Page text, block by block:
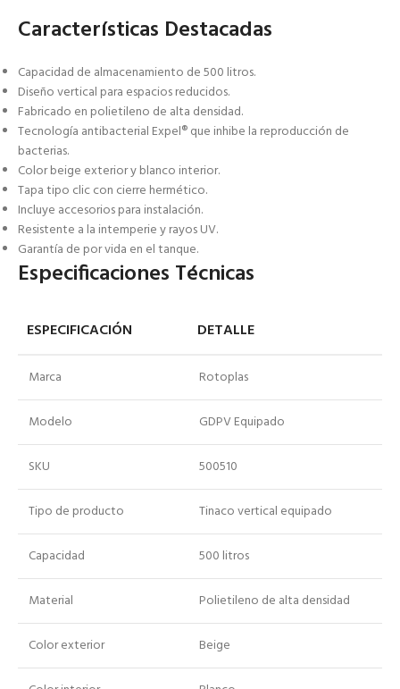
Características Destacadas
Capacidad de almacenamiento de 500 litros.
Diseño vertical para espacios reducidos.
Fabricado en polietileno de alta densidad.
Tecnología antibacterial Expel® que inhibe la reproducción de
bacterias.
Color beige exterior y blanco interior.
Tapa tipo clic con cierre hermético.
Incluye accesorios para instalación.
Resistente a la intemperie y rayos UV.
Garantía de por vida en el tanque.
Especificaciones Técnicas
ESPECIFICACIÓN DETALLE
Marca Rotoplas
Modelo GDPV Equipado
SKU 500510
Tipo de producto Tinaco vertical equipado
Capacidad 500 litros
Material Polietileno de alta densidad
Color exterior Beige